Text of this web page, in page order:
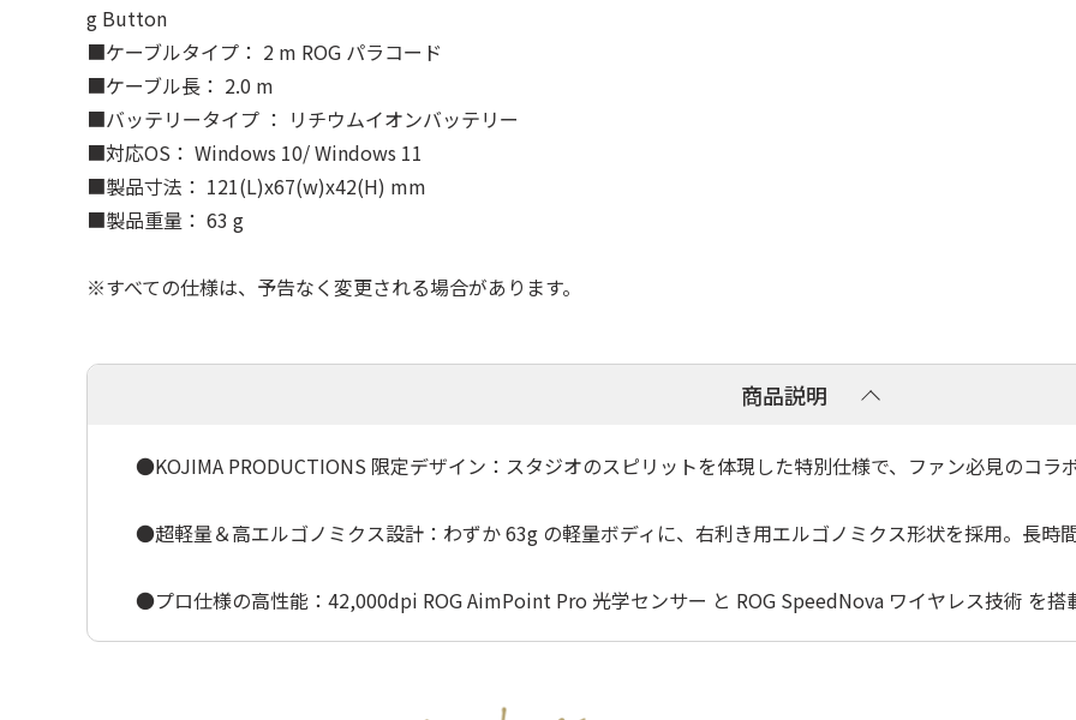
g Button
■ケーブルタイプ： 2 m ROG パラコード
■ケーブル長： 2.0 m
■バッテリータイプ ： リチウムイオンバッテリー
■対応OS： Windows 10/ Windows 11
■製品寸法： 121(L)x67(w)x42(H) mm
■製品重量： 63 g
※すべての仕様は、予告なく変更される場合があります。
商品説明
●KOJIMA PRODUCTIONS 限定デザイン：スタジオのスピリットを体現した特別仕様で、ファン必見のコラ
●超軽量＆高エルゴノミクス設計：わずか 63g の軽量ボディに、右利き用エルゴノミクス形状を採用。長時
●プロ仕様の高性能：42,000dpi ROG AimPoint Pro 光学センサー と ROG SpeedNova ワイヤレス技術 を搭